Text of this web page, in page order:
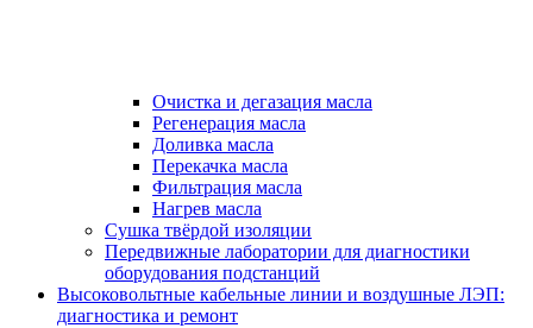
Очистка и дегазация масла
Регенерация масла
Доливка масла
Перекачка масла
Фильтрация масла
Нагрев масла
Сушка твёрдой изоляции
Передвижные лаборатории для диагностики
оборудования подстанций
Высоковольтные кабельные линии и воздушные ЛЭП:
диагностика и ремонт